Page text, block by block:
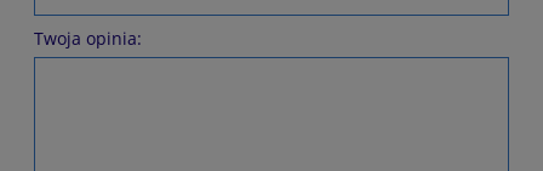
Twoja opinia: